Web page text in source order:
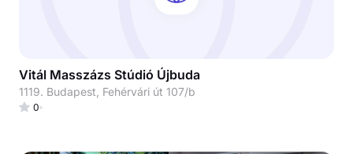
Vitál Masszázs Stúdió Újbuda
1119. Budapest, Fehérvári út 107/b
0